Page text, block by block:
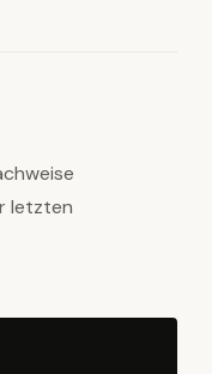
letzten